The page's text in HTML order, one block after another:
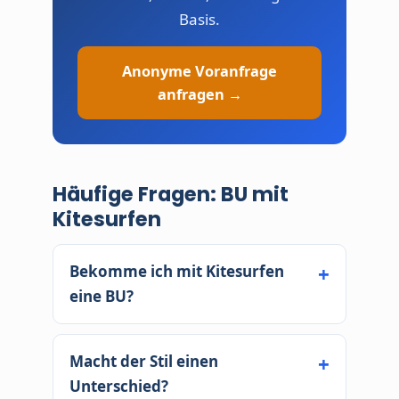
Basis.
Anonyme Voranfrage
anfragen →
Häufige Fragen: BU mit
Kitesurfen
Bekomme ich mit Kitesurfen
eine BU?
Beim Freizeit-Kiten sehr oft ja – als
normale Annahme oder mit
moderatem Zuschlag. Big Air und
Macht der Stil einen
Unterschied?